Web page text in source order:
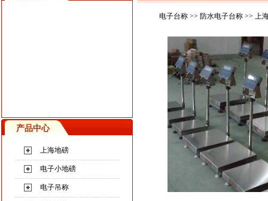
产品中心
上海地磅
电子小地磅
电子吊称
电子台称>> 防水电子台称>> 上